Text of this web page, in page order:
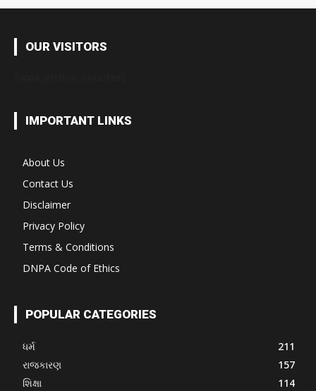
OUR VISITORS
IMPORTANT LINKS
About Us
Contact Us
Disclaimer
Privacy Policy
Terms & Conditions
DNPA Code of Ethics
POPULAR CATEGORIES
ધર્મ
211
રાજકારણ
157
શિક્ષા
114